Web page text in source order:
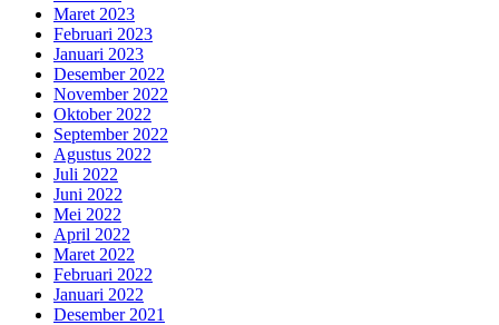
Maret 2023
Februari 2023
Januari 2023
Desember 2022
November 2022
Oktober 2022
September 2022
Agustus 2022
Juli 2022
Juni 2022
Mei 2022
April 2022
Maret 2022
Februari 2022
Januari 2022
Desember 2021